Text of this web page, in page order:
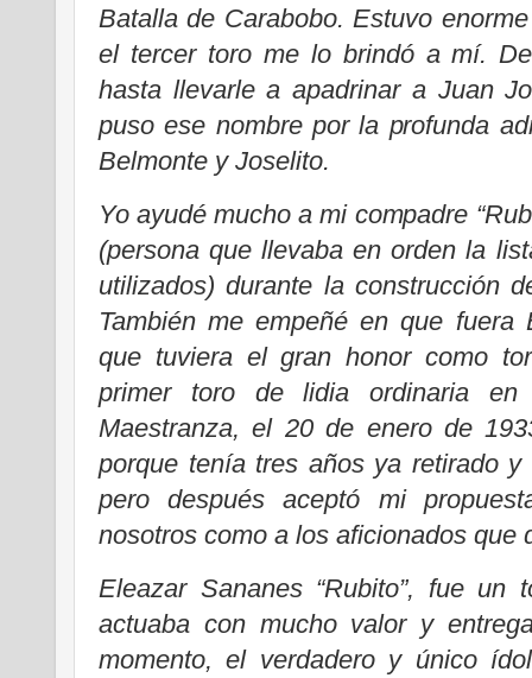
Batalla de Carabobo. Estuvo
el tercer toro me lo brindó a mí.
hasta llevarle a apadrinar a Juan
puso ese nombre por la profunda
Belmonte y Joselito.
Yo ayudé mucho a mi compadre
(persona que llevaba en orden la
utilizados) durante la construcción
También me empeñé en que fuera
que tuviera el gran honor como
primer toro de lidia ordinaria
Maestranza, el 20 de enero de
porque tenía tres años ya retirado
pero después aceptó mi
nosotros como a los aficionados que
Eleazar Sananes “Rubito”, fue un
actuaba con mucho valor y
momento, el verdadero y único